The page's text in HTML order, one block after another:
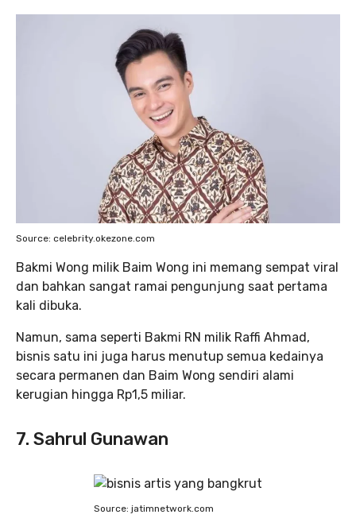
Source: celebrity.okezone.com
Bakmi Wong milik Baim Wong ini memang sempat viral
dan bahkan sangat ramai pengunjung saat pertama
kali dibuka.
Namun, sama seperti Bakmi RN milik Raffi Ahmad,
bisnis satu ini juga harus menutup semua kedainya
secara permanen dan Baim Wong sendiri alami
kerugian hingga Rp1,5 miliar.
7. Sahrul Gunawan
Source: jatimnetwork.com